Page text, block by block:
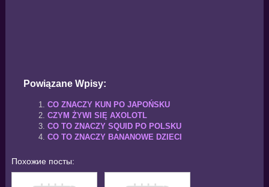
Powiązane Wpisy:
CO ZNACZY KUN PO JAPOŃSKU
CZYM ŻYWI SIĘ AXOLOTL
CO TO ZNACZY SQUID PO POLSKU
CO TO ZNACZY BANANOWE DZIECI
Похожие посты: